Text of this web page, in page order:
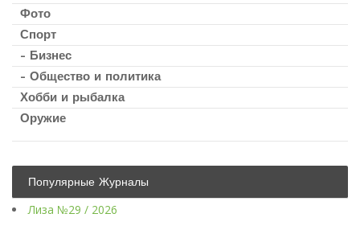
Фото
Спорт
- Бизнес
- Общество и политика
Хобби и рыбалка
Оружие
Популярные Журналы
Лиза №29 / 2026